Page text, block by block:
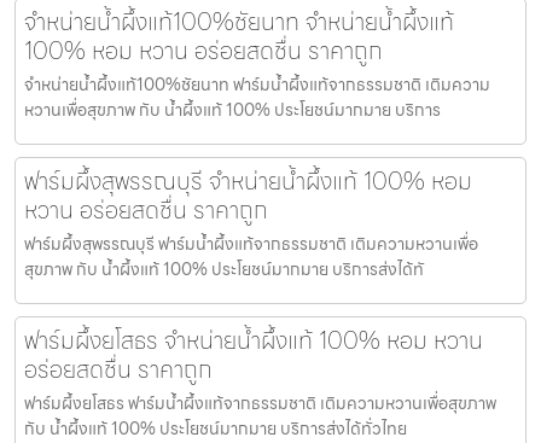
จำหน่ายน้ำผึ้งแท้100%ชัยนาท จำหน่ายน้ำผึ้งแท้
100% หอม หวาน อร่อยสดชื่น ราคาถูก
จำหน่ายน้ำผึ้งแท้100%ชัยนาท ฟาร์มน้ำผึ้งแท้จากธรรมชาติ เติมความ
หวานเพื่อสุขภาพ กับ น้ำผึ้งแท้ 100% ประโยชน์มากมาย บริการ
ฟาร์มผึ้งสุพรรณบุรี จำหน่ายน้ำผึ้งแท้ 100% หอม
หวาน อร่อยสดชื่น ราคาถูก
ฟาร์มผึ้งสุพรรณบุรี ฟาร์มน้ำผึ้งแท้จากธรรมชาติ เติมความหวานเพื่อ
สุขภาพ กับ น้ำผึ้งแท้ 100% ประโยชน์มากมาย บริการส่งได้ทั
ฟาร์มผึ้งยโสธร จำหน่ายน้ำผึ้งแท้ 100% หอม หวาน
อร่อยสดชื่น ราคาถูก
ฟาร์มผึ้งยโสธร ฟาร์มน้ำผึ้งแท้จากธรรมชาติ เติมความหวานเพื่อสุขภาพ
กับ น้ำผึ้งแท้ 100% ประโยชน์มากมาย บริการส่งได้ทั่วไทย